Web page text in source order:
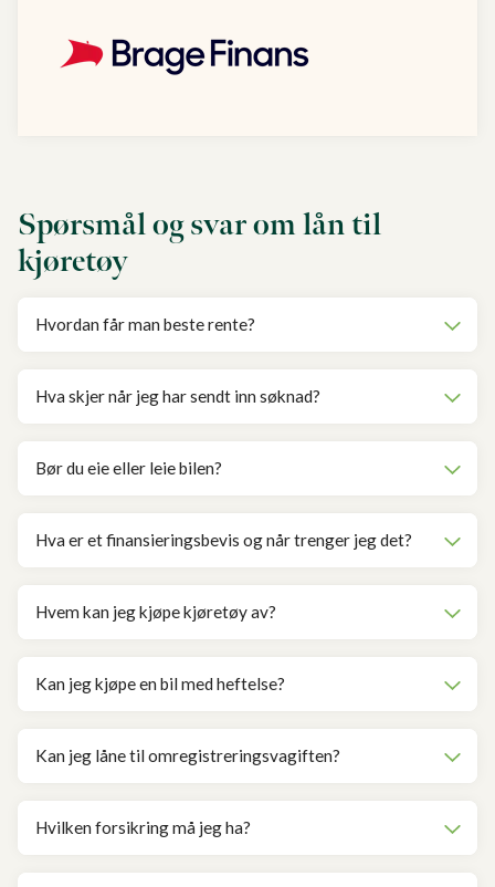
Spørsmål og svar om lån til
kjøretøy
Hvordan får man beste rente?
Hva skjer når jeg har sendt inn søknad?
Bør du eie eller leie bilen?
Hva er et finansieringsbevis og når trenger jeg det?
Hvem kan jeg kjøpe kjøretøy av?
Kan jeg kjøpe en bil med heftelse?
Kan jeg låne til omregistreringsvagiften?
Hvilken forsikring må jeg ha?